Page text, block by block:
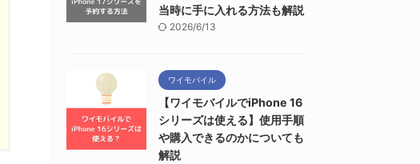
当時に手に入れる方法も解説
2026/6/13
ワイモバイル
【ワイモバイルでiPhone 16
シリーズは使える】使用手順
や購入できるのかについても
解説